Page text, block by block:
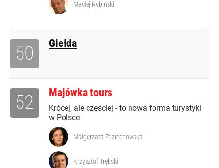
Maciej Rybiński
Giełda
50
Majówka tours
Krócej, ale częściej - to nowa forma turystyki
w Polsce
52
Małgorzata Zdziechowska
Krzysztof Trębski